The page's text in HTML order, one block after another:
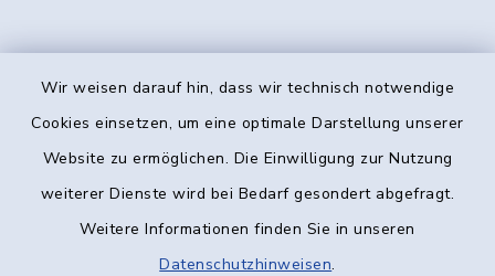
Wir weisen darauf hin, dass wir technisch notwendige
Cookies einsetzen, um eine optimale Darstellung unserer
Website zu ermöglichen. Die Einwilligung zur Nutzung
weiterer Dienste wird bei Bedarf gesondert abgefragt.
Weitere Informationen finden Sie in unseren
Datenschutzhinweisen.
Kontakt
Datenschutz